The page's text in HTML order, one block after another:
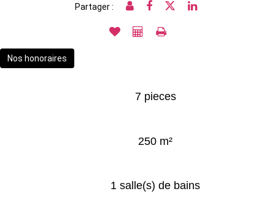
Partager :
Nos honoraires
7 pieces
250 m²
1 salle(s) de bains